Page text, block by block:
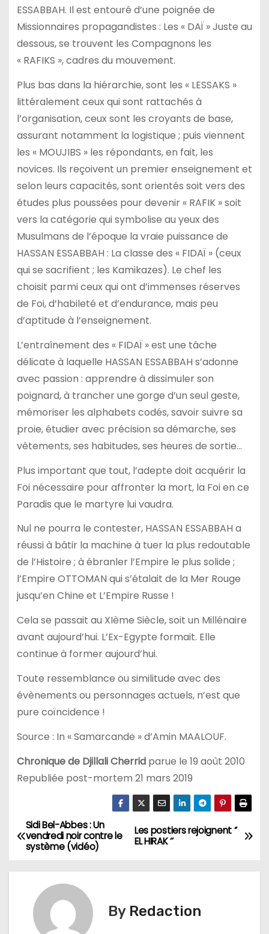
ESSABBAH. Il est entouré d’une poignée de
Missionnaires propagandistes : Les « DAÏ » Juste au
dessous, se trouvent les Compagnons les
« RAFIKS », cadres du mouvement.
Plus bas dans la hiérarchie, sont les « LESSAKS »
littéralement ceux qui sont rattachés à
l’organisation, ceux sont les croyants de base,
assurant notamment la logistique ; puis viennent
les « MOUJIBS » les répondants, en fait, les
novices. Ils reçoivent un premier enseignement et
selon leurs capacités, sont orientés soit vers des
études plus poussées pour devenir « RAFIK » soit
vers la catégorie qui symbolise au yeux des
Musulmans de l’époque la vraie puissance de
HASSAN ESSABBAH : La classe des « FIDAÏ » (ceux
qui se sacrifient ; les Kamikazes). Le chef les
choisit parmi ceux qui ont d’immenses réserves
de Foi, d’habileté et d’endurance, mais peu
d’aptitude à l’enseignement.
L’entraînement des « FIDAÏ » est une tâche
délicate à laquelle HASSAN ESSABBAH s’adonne
avec passion : apprendre à dissimuler son
poignard, à trancher une gorge d’un seul geste,
mémoriser les alphabets codés, savoir suivre sa
proie, étudier avec précision sa démarche, ses
vêtements, ses habitudes, ses heures de sortie…
Plus important que tout, l’adepte doit acquérir la
Foi nécessaire pour affronter la mort, la Foi en ce
Paradis que le martyre lui vaudra.
Nul ne pourra le contester, HASSAN ESSABBAH a
réussi à bâtir la machine à tuer la plus redoutable
de l’Histoire ; à ébranler l’Empire le plus solide ;
l’Empire OTTOMAN qui s’étalait de la Mer Rouge
jusqu’en Chine et L’Empire Russe !
Cela se passait au XIème Siècle, soit un Millénaire
avant aujourd’hui. L’Ex-Egypte formait. Elle
continue à former aujourd’hui.
Toute ressemblance ou similitude avec des
évènements ou personnages actuels, n’est que
pure coïncidence !
Source : In « Samarcande » d’Amin MAALOUF.
Chronique de Djillali Cherridparue le 19 août 2010
Republiée post-mortem 21 mars 2019
N
a
Les postiers rejoignent ‘’
EL HIRAK ‘’
Sidi Bel-Abbes : Un
vendredi noir contre le
système (vidéo)
By Redaction